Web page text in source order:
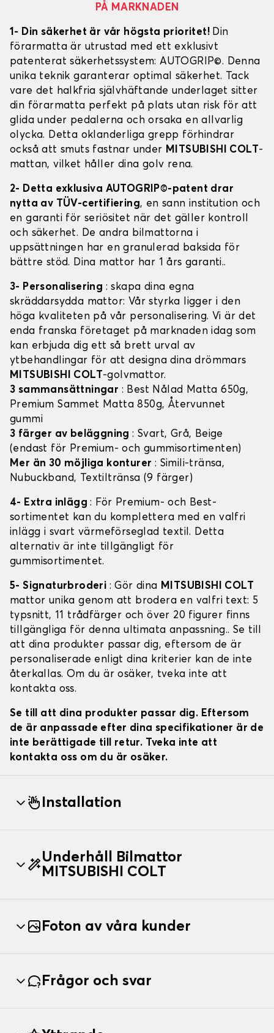
PÅ MARKNADEN
1- Din säkerhet är vår högsta prioritet! Din
förarmatta är utrustad med ett exklusivt
patenterat säkerhetssystem: AUTOGRIP©. Denna
unika teknik garanterar optimal säkerhet. Tack
vare det halkfria självhäftande underlaget sitter
din förarmatta perfekt på plats utan risk för att
glida under pedalerna och orsaka en allvarlig
olycka. Detta oklanderliga grepp förhindrar
också att smuts fastnar under MITSUBISHI COLT -
mattan, vilket håller dina golv rena.
2- Detta exklusiva AUTOGRIP©-patent drar
nytta av TÜV-certifiering, en sann institution och
en garanti för seriösitet när det gäller kontroll
och säkerhet. De andra bilmattorna i
uppsättningen har en granulerad baksida för
bättre stöd. Dina mattor har 1 års garanti..
3- Personalisering : skapa dina egna
skräddarsydda mattor: Vår styrka ligger i den
höga kvaliteten på vår personalisering. Vi är det
enda franska företaget på marknaden idag som
kan erbjuda dig ett så brett urval av
ytbehandlingar för att designa dina drömmars
MITSUBISHI COLT -golvmattor.
3 sammansättningar : Best Nålad Matta 650g,
Premium Sammet Matta 850g, Återvunnet
gummi
3 färger av beläggning: Svart, Grå, Beige
(endast för Premium- och gummisortimenten)
Mer än 30 möjliga konturer : Simili-tränsa,
Nubuckband, Textiltränsa (9 färger)
4- Extra inlägg: För Premium- och Best-
sortimentet kan du komplettera med en valfri
inlägg i svart värmeförseglad textil. Detta
alternativ är inte tillgängligt för
gummisortimentet.
5- Signaturbroderi : Gör dina MITSUBISHI COLT
mattor unika genom att brodera en valfri text: 5
typsnitt, 11 trådfärger och över 20 figurer finns
tillgängliga för denna ultimata anpassning.. Se till
att dina produkter passar dig, eftersom de är
personaliserade enligt dina kriterier kan de inte
återkallas. Om du är osäker, tveka inte att
kontakta oss.
Se till att dina produkter passar dig. Eftersom
de är anpassade efter dina specifikationer är de
inte berättigade till retur. Tveka inte att
kontakta oss om du är osäker.
Installation
Underhåll Bilmattor
MITSUBISHI COLT
Foton av våra kunder
Frågor och svar